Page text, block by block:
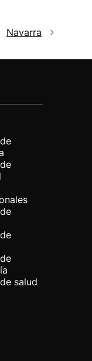
Navarra
salud